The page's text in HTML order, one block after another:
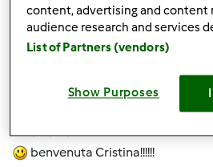
Sab, 12/18/2010 - 16:10
benvenuta Cristina!!!!!!
content, advertising and content
audience research and services
List of Partners (vendors)
Show Purposes